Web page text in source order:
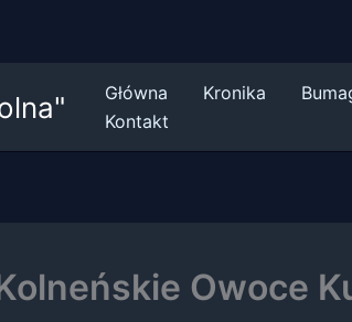
Główna Kronika
Kontakt
Owoce